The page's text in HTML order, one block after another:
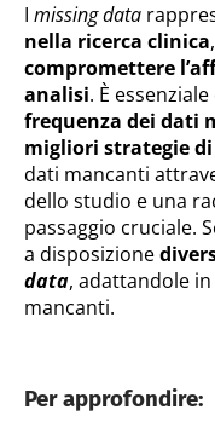
I missing data
nella ricerca clinica
compromettere
analisi. È
frequenza dei dati
migliori strategie
dati mancanti
dello studio e una
passaggio cruciale.
a disposizione
data, adattandole
mancanti.
Per approfondire: